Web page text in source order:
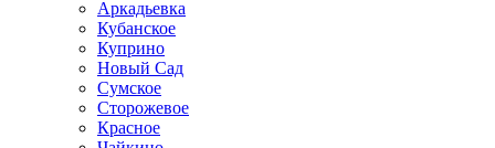
Аркадьевка
Кубанское
Куприно
Новый Сад
Сумское
Сторожевое
Красное